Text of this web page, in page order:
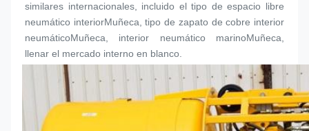
similares internacionales, incluido el tipo de espacio libre
neumático interiorMuñeca , tipo de zapato de cobre interior
neumáticoMuñeca , interior neumático marinoMuñeca
llenar el mercado interno en blanco.